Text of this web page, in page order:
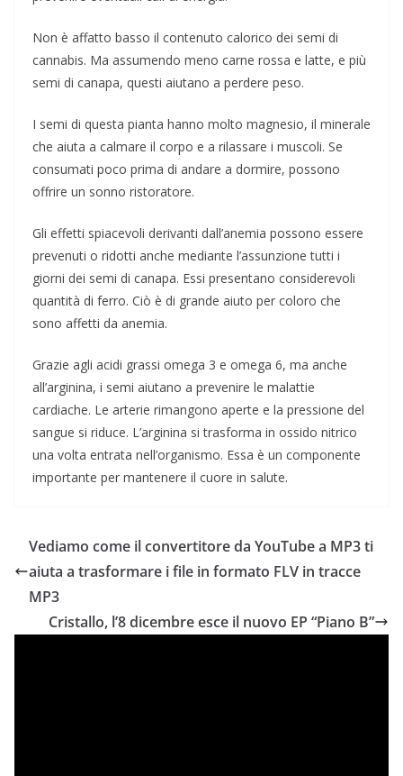
Non è affatto basso il contenuto calorico dei semi di
cannabis. Ma assumendo meno carne rossa e latte, e più
semi di canapa, questi aiutano a perdere peso.
I semi di questa pianta hanno molto magnesio, il minerale
che aiuta a calmare il corpo e a rilassare i muscoli. Se
consumati poco prima di andare a dormire, possono
offrire un sonno ristoratore.
Gli effetti spiacevoli derivanti dall’anemia possono essere
prevenuti o ridotti anche mediante l’assunzione tutti i
giorni dei semi di canapa. Essi presentano considerevoli
quantità di ferro. Ciò è di grande aiuto per coloro che
sono affetti da anemia.
Grazie agli acidi grassi omega 3 e omega 6, ma anche
all’arginina, i semi aiutano a prevenire le malattie
cardiache. Le arterie rimangono aperte e la pressione del
sangue si riduce. L’arginina si trasforma in ossido nitrico
una volta entrata nell’organismo. Essa è un componente
importante per mantenere il cuore in salute.
Vediamo come il convertitore da YouTube a MP3 ti
aiuta a trasformare i file in formato FLV in tracce
MP3
Cristallo, l’8 dicembre esce il nuovo EP “Piano B”